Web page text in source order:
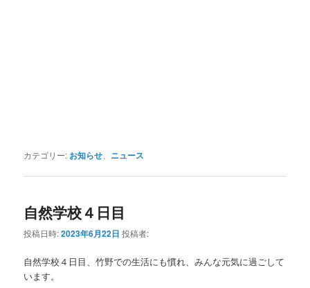
カテゴリー: お知らせ ニュース
自然学校４日目
投稿日時:2023年6月22日 投稿者:
自然学校４日目、竹野での生活にも慣れ、みんな元気に過ごして
います。